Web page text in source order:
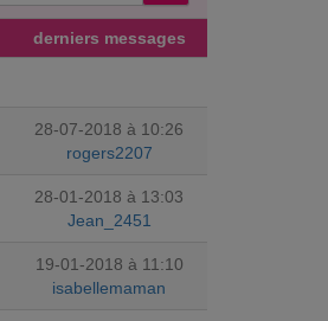
derniers messages
28-07-2018 à 10:26
rogers2207
28-01-2018 à 13:03
Jean_2451
19-01-2018 à 11:10
isabellemaman